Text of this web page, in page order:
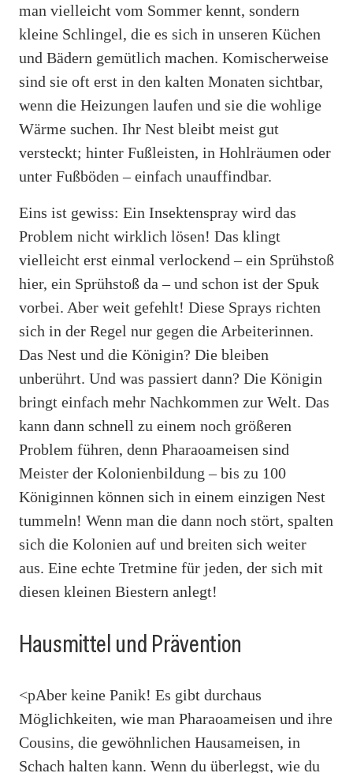
man vielleicht vom Sommer kennt, sondern
kleine Schlingel, die es sich in unseren Küchen
und Bädern gemütlich machen. Komischerweise
sind sie oft erst in den kalten Monaten sichtbar,
wenn die Heizungen laufen und sie die wohlige
Wärme suchen. Ihr Nest bleibt meist gut
versteckt; hinter Fußleisten, in Hohlräumen oder
unter Fußböden – einfach unauffindbar.
Eins ist gewiss: Ein Insektenspray wird das
Problem nicht wirklich lösen! Das klingt
vielleicht erst einmal verlockend – ein Sprühstoß
hier, ein Sprühstoß da – und schon ist der Spuk
vorbei. Aber weit gefehlt! Diese Sprays richten
sich in der Regel nur gegen die Arbeiterinnen.
Das Nest und die Königin? Die bleiben
unberührt. Und was passiert dann? Die Königin
bringt einfach mehr Nachkommen zur Welt. Das
kann dann schnell zu einem noch größeren
Problem führen, denn Pharaoameisen sind
Meister der Kolonienbildung – bis zu 100
Königinnen können sich in einem einzigen Nest
tummeln! Wenn man die dann noch stört, spalten
sich die Kolonien auf und breiten sich weiter
aus. Eine echte Tretmine für jeden, der sich mit
diesen kleinen Biestern anlegt!
Hausmittel und Prävention
<pAber keine Panik! Es gibt durchaus
Möglichkeiten, wie man Pharaoameisen und ihre
Cousins, die gewöhnlichen Hausameisen, in
Schach halten kann. Wenn du überlegst, wie du